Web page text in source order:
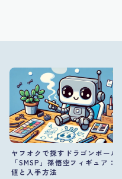
ヤフオクで探すドラゴンボール
「SMSP」孫悟空フィギュア：
値と入手方法